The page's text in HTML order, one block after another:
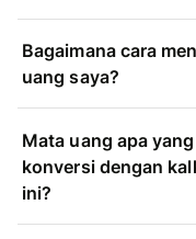
Bagaimana cara
uang saya?
Mata uang apa
konversi dengan
ini?